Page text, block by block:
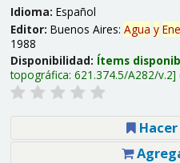
Idioma: Español
Editor: Buenos Aires: Agua y
1988
Disponibilidad: Ítems
topográfica: 621.374.5/A282/v.2
Hacer